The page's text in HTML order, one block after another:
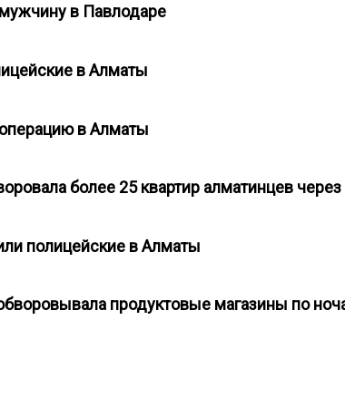
в Павлодаре
в Алматы
в Алматы
более 25 квартир алматинцев через
полицейские в Алматы
продуктовые магазины по